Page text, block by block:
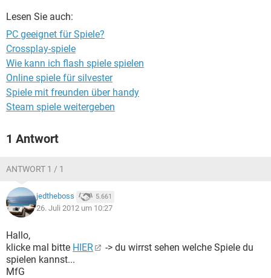
Lesen Sie auch:
PC geeignet für Spiele?
Crossplay-spiele
Wie kann ich flash spiele spielen
Online spiele für silvester
Spiele mit freunden über handy
Steam spiele weitergeben
1 Antwort
ANTWORT 1 / 1
jedtheboss 5.661
26. Juli 2012 um 10:27
Hallo,
klicke mal bitte HIER
-> du wirrst sehen welche Spiele du
spielen kannst...
MfG